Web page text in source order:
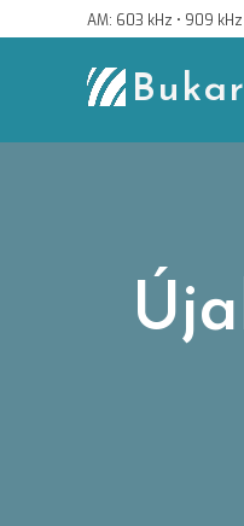
to
AM: 603 kHz • 909 kHz